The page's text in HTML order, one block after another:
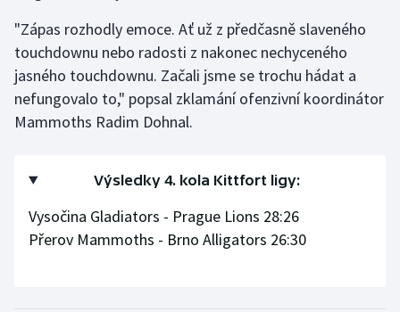
"Zápas rozhodly emoce. Ať už z předčasně slaveného
touchdownu nebo radosti z nakonec nechyceného
jasného touchdownu. Začali jsme se trochu hádat a
nefungovalo to," popsal zklamání ofenzivní koordinátor
Mammoths Radim Dohnal.
Výsledky 4. kola Kittfort ligy:
Vysočina Gladiators - Prague Lions 28:26
Přerov Mammoths - Brno Alligators 26:30